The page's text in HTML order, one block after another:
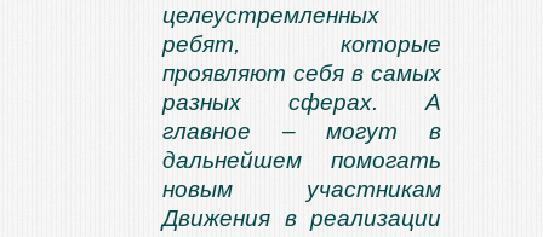
целеустремленных
ребят, которые
проявляют себя в самых
разных сферах. А
главное – могут в
дальнейшем помогать
новым участникам
Движения в реализации